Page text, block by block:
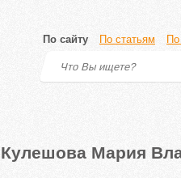
По сайту По статьям
Кулешова Мария